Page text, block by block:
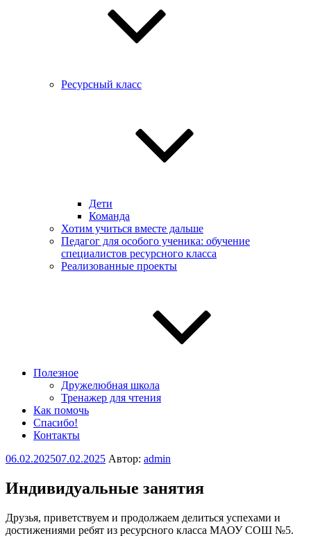
Ресурсный класс
Дети
Команда
Хотим учиться вместе дальше
Педагог для особого ученика: обучение
специалистов ресурсного класса
Реализованные проекты
Полезное
Дружелюбная школа
Тренажер для чтения
Как помочь
Спасибо!
Контакты
Опубликовано
06.02.202507.02.2025 Автор: admin
Индивидуальные занятия
Друзья, приветствуем и продолжаем делиться успехами и
достижениями ребят из ресурсного класса МАОУ СОШ №5.